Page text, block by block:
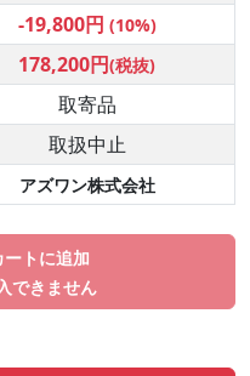
-19,800円 (10%)
178,200円(税抜)
取寄品
取扱中止
アズワン株式会社
トに追加
できません